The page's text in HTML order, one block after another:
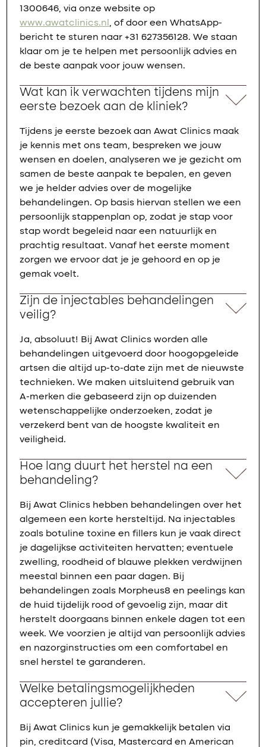
1300646, via onze website op
www.awatclinics.nl , of door een WhatsApp-
bericht te sturen naar +31 627356128. We staan
klaar om je te helpen met persoonlijk advies en
de beste aanpak voor jouw wensen.
Wat kan ik verwachten tijdens mijn
eerste bezoek aan de kliniek?
Tijdens je eerste bezoek aan Awat Clinics maak
je kennis met ons team, bespreken we jouw
wensen en doelen, analyseren we je gezicht om
samen de beste aanpak te bepalen, en geven
we je helder advies over de mogelijke
behandelingen. Op basis hiervan stellen we een
persoonlijk stappenplan op, zodat je stap voor
stap wordt begeleid naar een natuurlijk en
prachtig resultaat. Vanaf het eerste moment
zorgen we ervoor dat je je gehoord en op je
gemak voelt.
Zijn de injectables behandelingen
veilig?
Ja, absoluut! Bij Awat Clinics worden alle
behandelingen uitgevoerd door hoogopgeleide
artsen die altijd up-to-date zijn met de nieuwste
technieken. We maken uitsluitend gebruik van
A-merken die gebaseerd zijn op duizenden
wetenschappelijke onderzoeken, zodat je
verzekerd bent van de hoogste kwaliteit en
veiligheid.
Hoe lang duurt het herstel na een
behandeling?
Bij Awat Clinics hebben behandelingen over het
algemeen een korte hersteltijd. Na injectables
zoals botuline toxine en fillers kun je vaak direct
je dagelijkse activiteiten hervatten; eventuele
zwelling, roodheid of blauwe plekken verdwijnen
meestal binnen een paar dagen. Bij
behandelingen zoals Morpheus8 en peelings kan
de huid tijdelijk rood of gevoelig zijn, maar dit
herstelt doorgaans binnen enkele dagen tot een
week. We voorzien je altijd van persoonlijk advies
en nazorginstructies om een comfortabel en
snel herstel te garanderen.
Welke betalingsmogelijkheden
accepteren jullie?
Bij Awat Clinics kun je gemakkelijk betalen via
pin, creditcard (Visa, Mastercard en American